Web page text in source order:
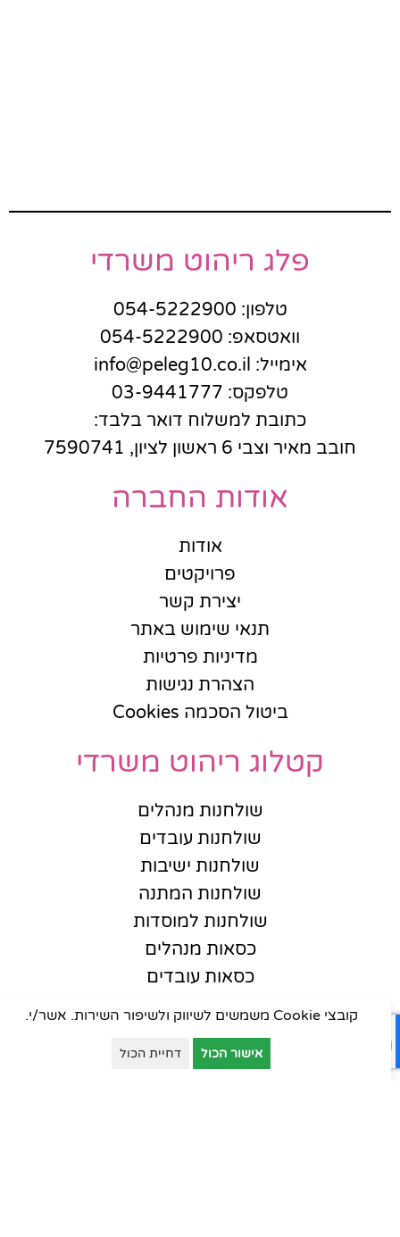
פלג ריהוט משרדי
טלפון: 054-5222900
וואטסאפ: 054-5222900
אימייל: info@peleg10.co.il
טלפקס: 03-9441777
כתובת למשלוח דואר בלבד:
חובב מאיר וצבי 6 ראשון לציון, 7590741
אודות החברה
אודות
פרויקטים
יצירת קשר
תנאי שימוש באתר
מדיניות פרטיות
הצהרת נגישות
ביטול הסכמה Cookies
קטלוג ריהוט משרדי
שולחנות מנהלים
שולחנות עובדים
שולחנות ישיבות
שולחנות המתנה
שולחנות למוסדות
כסאות מנהלים
כסאות עובדים
כסאות אורחים
כסאות קפיטריה
קובצי Cookie משמשים לשיווק ולשיפור השירות. אשר/י.
אישור הכול דחיית הכול